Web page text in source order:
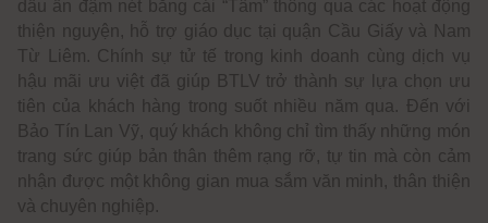
dấu ấn đậm nét bằng cái “Tâm” thông qua các hoạt động
thiện nguyện, hỗ trợ giáo dục tại quận Cầu Giấy và Nam
Từ Liêm. Chính sự tử tế trong kinh doanh cùng dịch vụ
hậu mãi ưu việt đã giúp BTLV trở thành sự lựa chọn ưu
tiên của khách hàng trong suốt nhiều năm qua. Đến với
Bảo Tín Lan Vỹ, quý khách không chỉ tìm thấy những món
trang sức giúp bản thân thêm rạng rỡ, tự tin mà còn cảm
nhận được một không gian mua sắm văn minh, thân thiện
và chuyên nghiệp.